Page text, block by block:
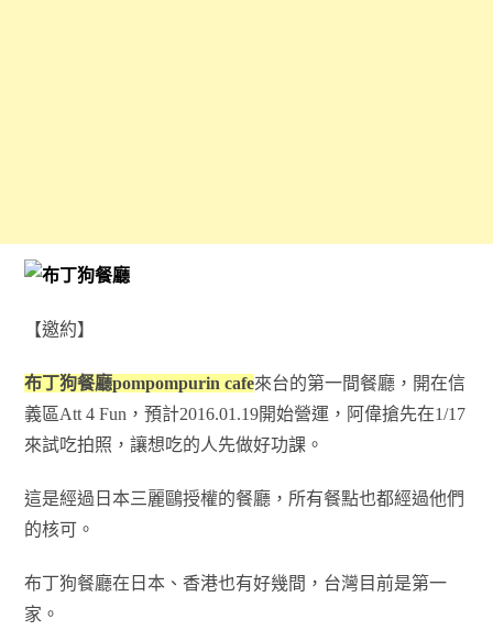
【邀約】
布丁狗餐廳pompompurin cafe來台的第一間餐廳，開在信
義區Att 4 Fun，預計2016.01.19開始營運，阿偉搶先在1/17
來試吃拍照，讓想吃的人先做好功課。
這是經過日本三麗鷗授權的餐廳，所有餐點也都經過他們
的核可。
布丁狗餐廳在日本、香港也有好幾間，台灣目前是第一
家。